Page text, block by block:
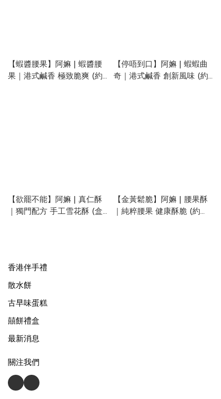
【蝦醬腰果】阿嫲 | 蝦醬腰
果｜港式鹹香 極致脆爽 (約
【停唔到口】阿嫲 | 蝦蝦曲
奇｜港式鹹香 創新風味 (約
【欲罷不能】阿嫲 | 真仁酥
｜獨門配方 手工雪花酥 (盒
【金黃鬆脆】阿嫲 | 腰果酥
｜純粹腰果 健康酥脆 (約
香港伴手禮
散水餅
古早味蛋糕
囍餅禮盒
最新消息
關注我們